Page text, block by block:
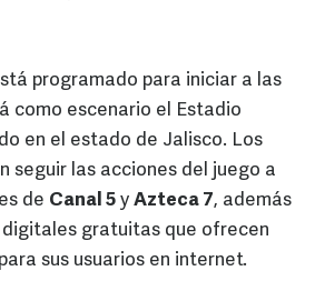
programado para iniciar a las
como escenario el Estadio
en el estado de Jalisco. Los
seguir las acciones del juego a
de Canal 5 y Azteca 7, además
gratuitas que ofrecen
sus usuarios en internet.